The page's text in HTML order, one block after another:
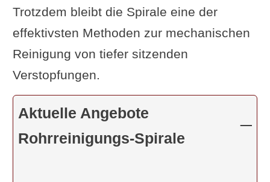
Trotzdem bleibt die Spirale eine der
effektivsten Methoden zur mechanischen
Reinigung von tiefer sitzenden
Verstopfungen.
Aktuelle Angebote
Rohrreinigungs-Spirale